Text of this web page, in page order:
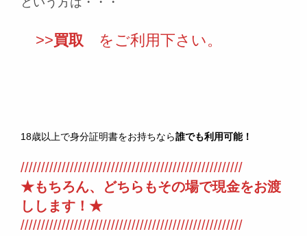
>>買取 をご利用下さい。
18歳以上で身分証明書をお持ちなら誰でも利用可能！
//////////////////////////////////////////////////////
★もちろん、どちらもその場で現金をお渡
しします！★
//////////////////////////////////////////////////////